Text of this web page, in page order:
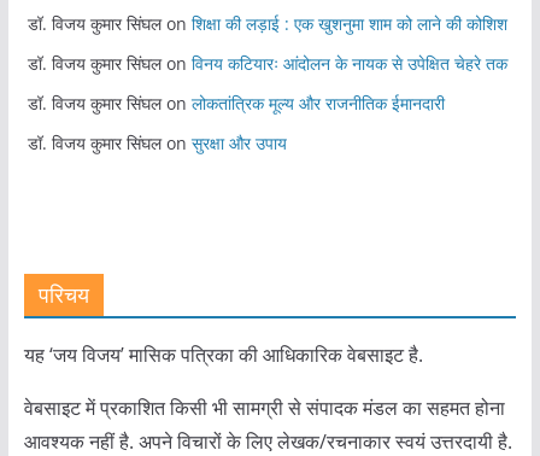
डॉ. विजय कुमार सिंघलon शिक्षा की लड़ाई : एक खुशनुमा शाम को लाने की कोशिश
डॉ. विजय कुमार सिंघलon विनय कटियारः आंदोलन के नायक से उपेक्षित चेहरे तक
डॉ. विजय कुमार सिंघलon लोकतांत्रिक मूल्य और राजनीतिक ईमानदारी
डॉ. विजय कुमार सिंघलon सुरक्षा और उपाय
परिचय
यह ‘जय विजय’ मासिक पत्रिका की आधिकारिक वेबसाइट है.
वेबसाइट में प्रकाशित किसी भी सामग्री से संपादक मंडल का सहमत होना
आवश्यक नहीं है. अपने विचारों के लिए लेखक/रचनाकार स्वयं उत्तरदायी है.